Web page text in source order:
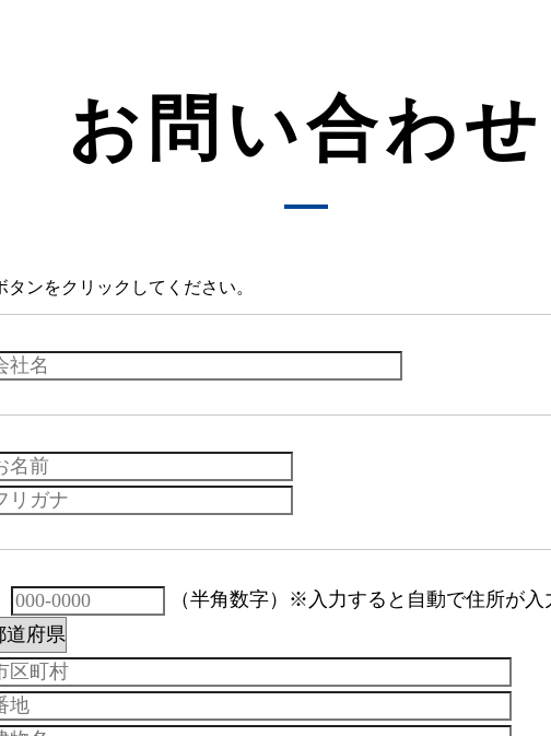
お問い合わせ
ンをクリックしてください。
（半角数字） ※入力すると自動で住所が入